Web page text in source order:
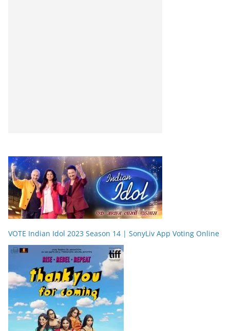
VOTE Indian Idol 2023 Season 14 | SonyLiv App Voting Online